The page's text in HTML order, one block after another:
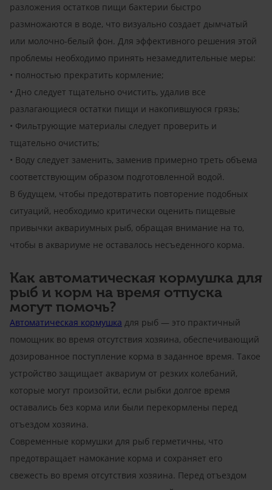
разложения остатков пищи бактерии быстро
размножаются в воде, что визуально создает дымчатый
или молочно-белый фон. Для эффективного решения этой
проблемы необходимо принять незамедлительные меры:
• полностью прекратить кормление;
• Дно следует тщательно очистить, удалив все
разлагающиеся остатки пищи и накопившуюся грязь;
• Фильтрующие материалы следует проверить и
тщательно очистить;
• Воду следует заменить, заменив примерно треть объема
соответствующим образом подготовленной водой.
В будущем, чтобы предотвратить повторение подобных
ситуаций, необходимо критически оценить пищевые
привычки аквариумных рыб, обращая внимание на то,
чтобы в аквариуме не оставалось несъеденного корма.
Как автоматическая кормушка для
рыб и корм на время отпуска
могут помочь?
Автоматическая кормушка для рыб — это практичный
помощник во время отсутствия хозяина, обеспечивающий
дозированное поступление корма в заданное время. Такое
устройство защищает аквариум от резких колебаний,
которые могут произойти, если рыбки долгое время
оставались без корма или были перекормлены перед
отъездом хозяина.
Современные кормушки для рыб герметичны, что
предотвращает намокание корма и сохраняет его
свежесть во время отсутствия хозяина. Перед отъездом